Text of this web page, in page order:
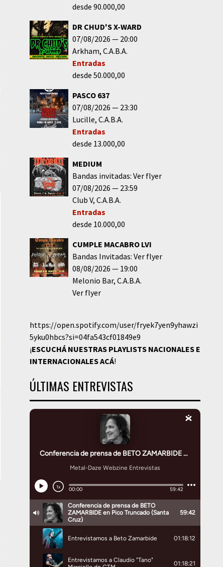
desde 90.000,00
DR CHUD'S X-WARD
07/08/2026
20:00
Arkham C.A.B.A.
Entradas
desde 50.000,00
PASCO 637
07/08/2026
23:30
Lucille C.A.B.A.
Entradas
desde 13.000,00
MEDIUM
Bandas invitadas: Ver flyer
07/08/2026
23:59
Club V C.A.B.A.
Entradas
desde 10.000,00
CUMPLE MACABRO LVI
Bandas Invitadas: Ver flyer
08/08/2026
19:00
Melonio Bar C.A.B.A.
Ver flyer
https://open.spotify.com/user/fryek7yen9yhawzi
5yku0hbcs?si=04fa543cf01849e9
¡ESCUCHÁ NUESTRAS PLAYLISTS NACIONALES E
INTERNACIONALESACÁ!
ÚLTIMAS ENTREVISTAS